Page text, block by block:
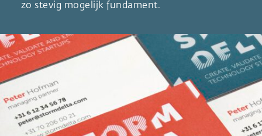
zo stevig mogelijk fundament.